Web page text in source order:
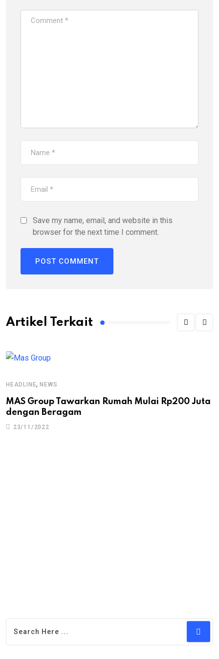
Save my name, email, and website in this
browser for the next time I comment.
Artikel Terkait
HEADLINE,NEWS
MAS Group Tawarkan Rumah Mulai Rp200 Juta
dengan Beragam
23/11/2022